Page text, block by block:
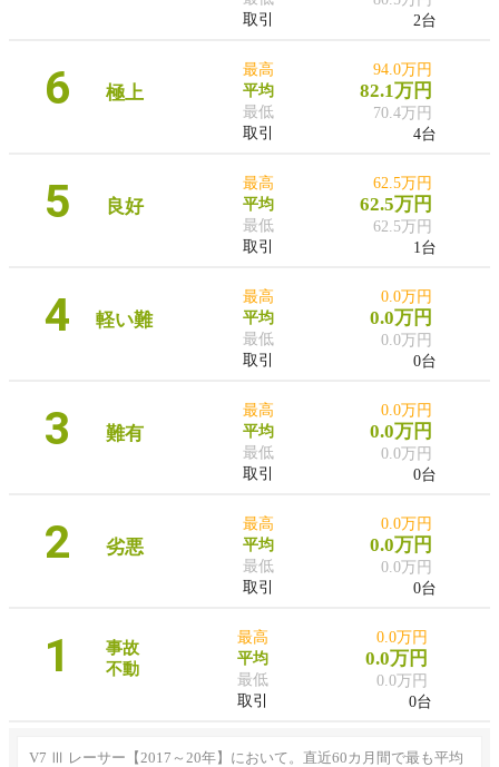
取引
2台
6 極上
最高
平均
最低
取引
94.0万円
82.1万円
70.4万円
4台
5 良好
最高
平均
最低
取引
62.5万円
62.5万円
62.5万円
1台
4 軽い難
最高
平均
最低
取引
0.0万円
0.0万円
0.0万円
0台
3 難有
最高
平均
最低
取引
0.0万円
0.0万円
0.0万円
0台
2 劣悪
最高
平均
最低
取引
0.0万円
0.0万円
0.0万円
0台
1
事故
不動
最高
平均
最低
取引
0.0万円
0.0万円
0.0万円
0台
V7 Ⅲ レーサー【2017～20年】において。直近60カ月間で最も平均